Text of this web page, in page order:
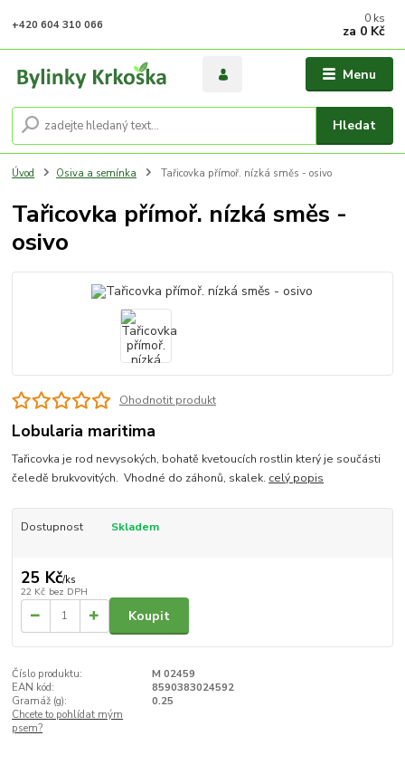
Menu
Hledat
+420 604 310 066 0 ks
za 0 Kč
Úvod Osiva a semínka Tařicovka přímoř. nízká směs - osivo
Tařicovka přímoř. nízká směs -
osivo
Ohodnotit produkt
Lobularia maritima
Tařicovka je rod nevysokých, bohatě kvetoucích rostlin který je součásti
čeledě brukvovitých. Vhodné do záhonů, skalek. celý popis
Dostupnost Skladem
25 Kč/ks
22 Kč bez DPH
Koupit
Číslo produktu:
M 02459
EAN kód:
8590383024592
Gramáž (g):
0.25
Chcete to pohlídat mým
psem?